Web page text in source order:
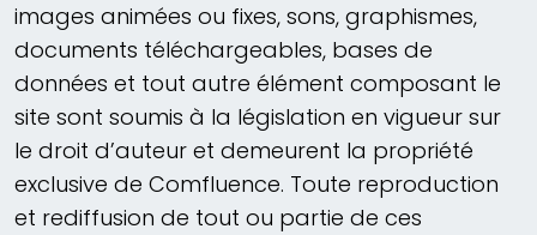
images animées ou fixes, sons, graphismes,
documents téléchargeables, bases de
données et tout autre élément composant le
site sont soumis à la législation en vigueur sur
le droit d’auteur et demeurent la propriété
exclusive de Comfluence. Toute reproduction
et rediffusion de tout ou partie de ces